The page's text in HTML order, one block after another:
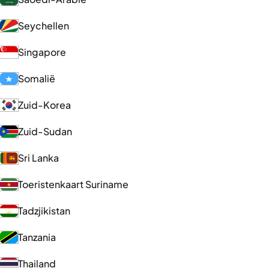
Seychellen
Singapore
Somalië
Zuid-Korea
Zuid-Sudan
Sri Lanka
Toeristenkaart Suriname
Tadzjikistan
Tanzania
Thailand